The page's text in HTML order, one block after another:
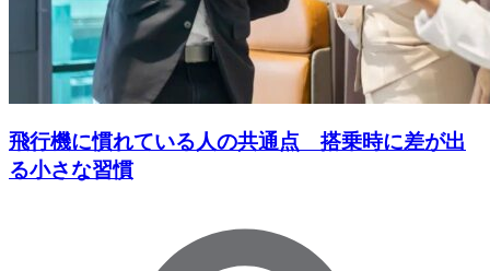
飛行機に慣れている人の共通点 搭乗時に差が出
る小さな習慣